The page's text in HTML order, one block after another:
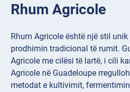
Rhum Agricole
Rhum Agricole është një stil
prodhimin tradicional të rumit.
Agricole me cilësi të lartë, i cili
Agricole në Guadeloupe
metodat e kultivimit,